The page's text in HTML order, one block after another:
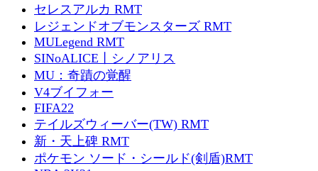
セレスアルカ RMT
レジェンドオブモンスターズ RMT
MULegend RMT
SINoALICE丨シノアリス
MU：奇蹟の覚醒
V4ブイフォー
FIFA22
テイルズウィーバー(TW) RMT
新・天上碑 RMT
ポケモン ソード・シールド(剣盾)RMT